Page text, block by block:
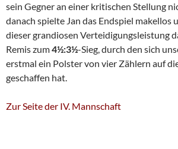
sein Gegner an einer kritischen Stellung
danach spielte Jan das Endspiel makellos
dieser grandiosen Verteidigungsleistung
Remis zum4½:3½-Sieg, durch den sich
erstmal ein Polster von vier Zählern auf
geschaffen hat.
Zur Seite der IV. Mannschaft